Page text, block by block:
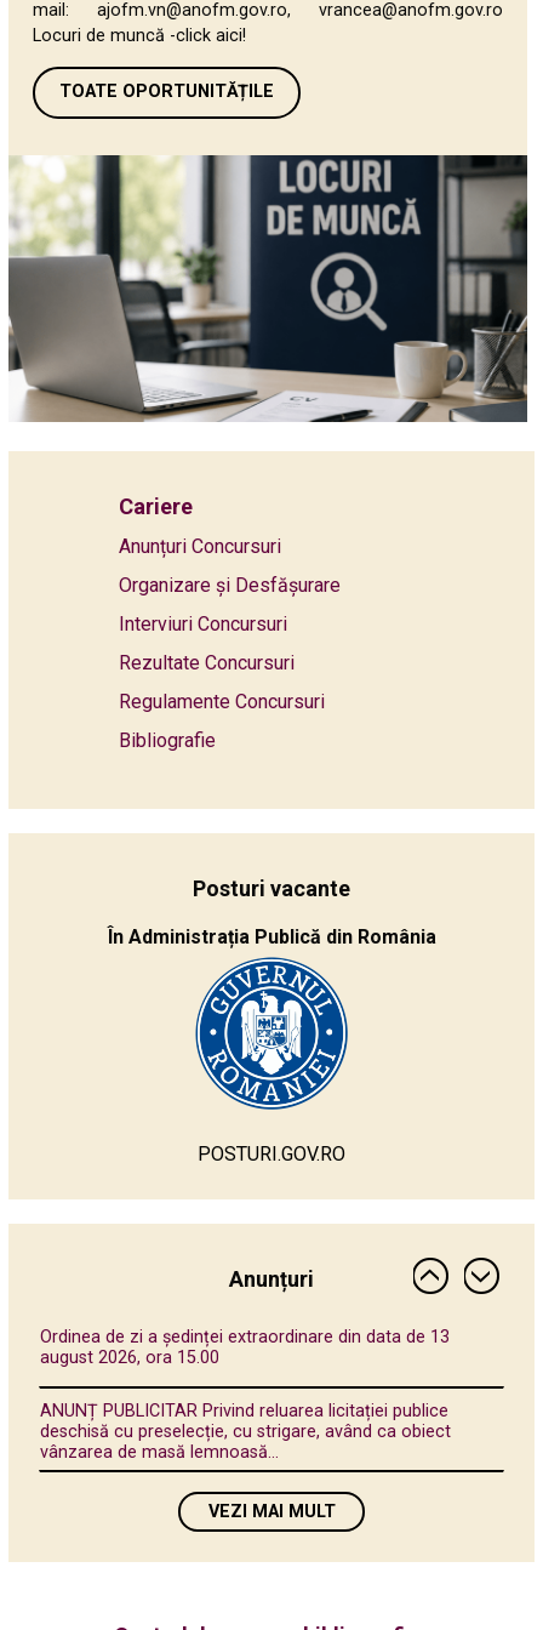
mail: ajofm.vn@anofm.gov.ro, vrancea@anofm.gov.ro
Locuri de muncă -click aici!
TOATE OPORTUNITĂȚILE
Cariere
Anunțuri Concursuri
Organizare și Desfășurare
Interviuri Concursuri
Rezultate Concursuri
Regulamente Concursuri
Bibliografie
Posturi vacante
În Administrația Publică din România
POSTURI.GOV.RO
Anunțuri
ANUNȚ PUBLICITAR - Privind reluarea licitației publice
vânzarea de masă...
Ordinea de zi a ședinței extraordinare din data de 13
august 2026, ora 15.00
ANUNȚ PUBLICITAR Privind reluarea licitației publice
deschisă cu preselecție, cu strigare, având ca obiect
vânzarea de masă lemnoasă...
Ordinea de zi a ședinței extraordinare din data de 29 iulie,
VEZI MAI MULT